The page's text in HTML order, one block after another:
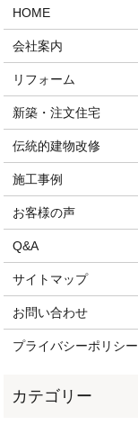
HOME
会社案内
リフォーム
新築・注文住宅
伝統的建物改修
施工事例
お客様の声
Q&A
サイトマップ
お問い合わせ
プライバシーポリシー